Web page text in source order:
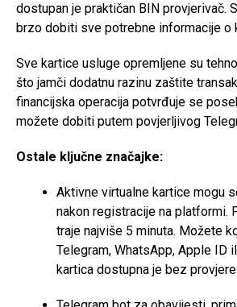
dostupan je praktičan BIN provjerivač.
brzo dobiti sve potrebne informacije o
Sve kartice usluge opremljene su
što jamči dodatnu razinu zaštite
financijska operacija potvrđuje se
možete dobiti putem povjerljivog
Ostale ključne značajke:
Aktivne virtualne kartice mogu
nakon registracije na platformi.
traje najviše 5 minuta. Možete
Telegram, WhatsApp, Apple ID
kartica dostupna je bez